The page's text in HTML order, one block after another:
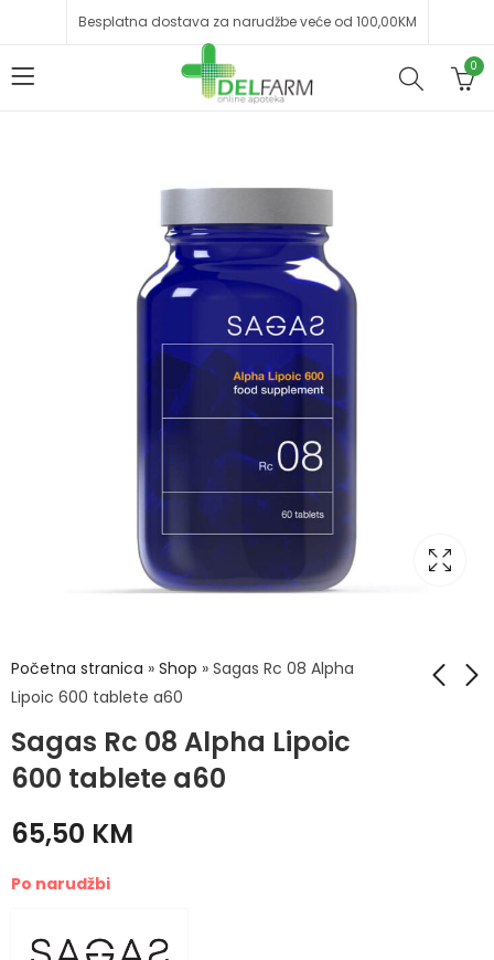
Besplatna dostava za narudžbe veće od 100,00KM
0
Početna stranica » Shop » Sagas Rc 08 Alpha
Lipoic 600 tablete a60
Sagas Rc 08 Alpha Lipoic
600 tablete a60
Sagas Rc 06
Pharmalife Noacid
65,50 KM
Po narudžbi